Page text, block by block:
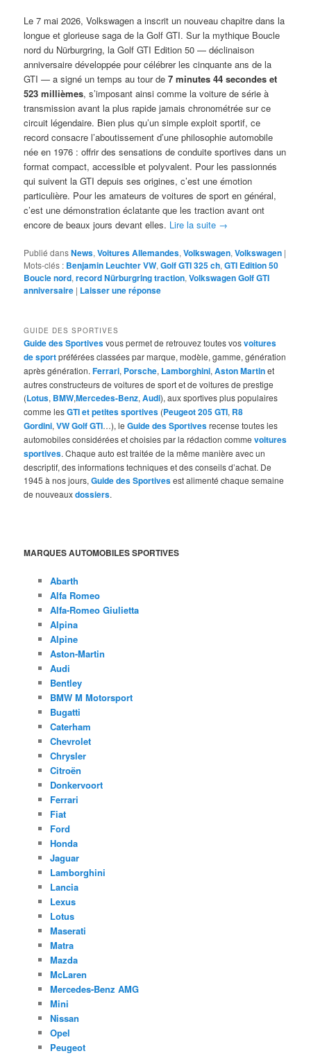
Le 7 mai 2026, Volkswagen a inscrit un nouveau chapitre dans la
longue et glorieuse saga de la Golf GTI. Sur la mythique Boucle
nord du Nürburgring, la Golf GTI Edition 50 — déclinaison
anniversaire développée pour célébrer les cinquante ans de la
GTI — a signé un temps au tour de7 minutes 44 secondes et
523 millièmes, s’imposant ainsi comme la voiture de série à
transmission avant la plus rapide jamais chronométrée sur ce
circuit légendaire. Bien plus qu’un simple exploit sportif, ce
record consacre l’aboutissement d’une philosophie automobile
née en 1976 : offrir des sensations de conduite sportives dans un
format compact, accessible et polyvalent. Pour les passionnés
qui suivent la GTI depuis ses origines, c’est une émotion
particulière. Pour les amateurs de voitures de sport en général,
c’est une démonstration éclatante que les traction avant ont
encore de beaux jours devant elles. Lire la suite →
Publié dansNews,Voitures Allemandes,Volkswagen,Volkswagen |
Mots-clés : Benjamin Leuchter VW,Golf GTI 325 ch,GTI Edition 50
Boucle nord,record Nürburgring traction,Volkswagen Golf GTI
anniversaire | Laisser une réponse
GUIDE DES SPORTIVES
Guide des Sportivesvous permet de retrouvez toutes vosvoitures
de sportpréférées classées par marque, modèle, gamme, génération
après génération.Ferrari, Porsche, Lamborghini,Aston Martinet
autres constructeurs de voitures de sport et de voitures de prestige
(Lotus, BMW,Mercedes-Benz,Audi), aux sportives plus populaires
comme lesGTI et petites sportives (Peugeot 205 GTI, R8
Gordini,VW Golf GTI…), leGuide des Sportivesrecense toutes les
automobiles considérées et choisies par la rédaction commevoitures
sportives. Chaque auto est traitée de la même manière avec un
descriptif, des informations techniques et des conseils d’achat. De
1945 à nos jours,Guide des Sportivesest alimenté chaque semaine
de nouveauxdossiers.
MARQUES AUTOMOBILES SPORTIVES
Abarth
Alfa Romeo
Alfa-Romeo Giulietta
Alpina
Alpine
Aston-Martin
Audi
Bentley
BMW M Motorsport
Bugatti
Caterham
Chevrolet
Chrysler
Citroën
Donkervoort
Ferrari
Fiat
Ford
Honda
Jaguar
Lamborghini
Lancia
Lexus
Lotus
Maserati
Matra
Mazda
McLaren
Mercedes-Benz AMG
Mini
Nissan
Opel
Peugeot